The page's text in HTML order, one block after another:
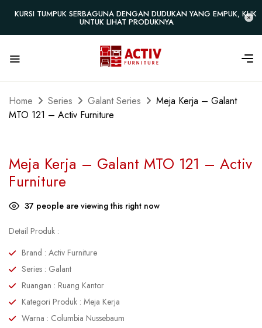
KURSI TUMPUK SERBAGUNA DENGAN DUDUKAN YANG EMPUK, KLIK
UNTUK LIHAT PRODUKNYA
Home Series Galant Series
Meja Kerja – Galant
MTO 121 – Activ Furniture
Meja Kerja – Galant MTO 121 – Activ
Furniture
37 people are viewing this right now
Detail Produk :
Brand : Activ Furniture
Series : Galant
Ruangan : Ruang Kantor
Kategori Produk : Meja Kerja
Warna : Columbia Nussebaum